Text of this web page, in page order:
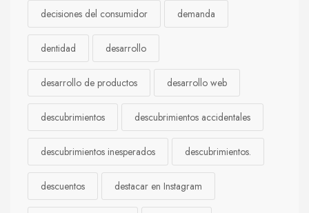
decisiones del consumidor demanda
dentidad desarrollo
desarrollo de productos desarrollo web
descubrimientos descubrimientos accidentales
descubrimientos inesperados descubrimientos.
descuentos destacar en Instagram